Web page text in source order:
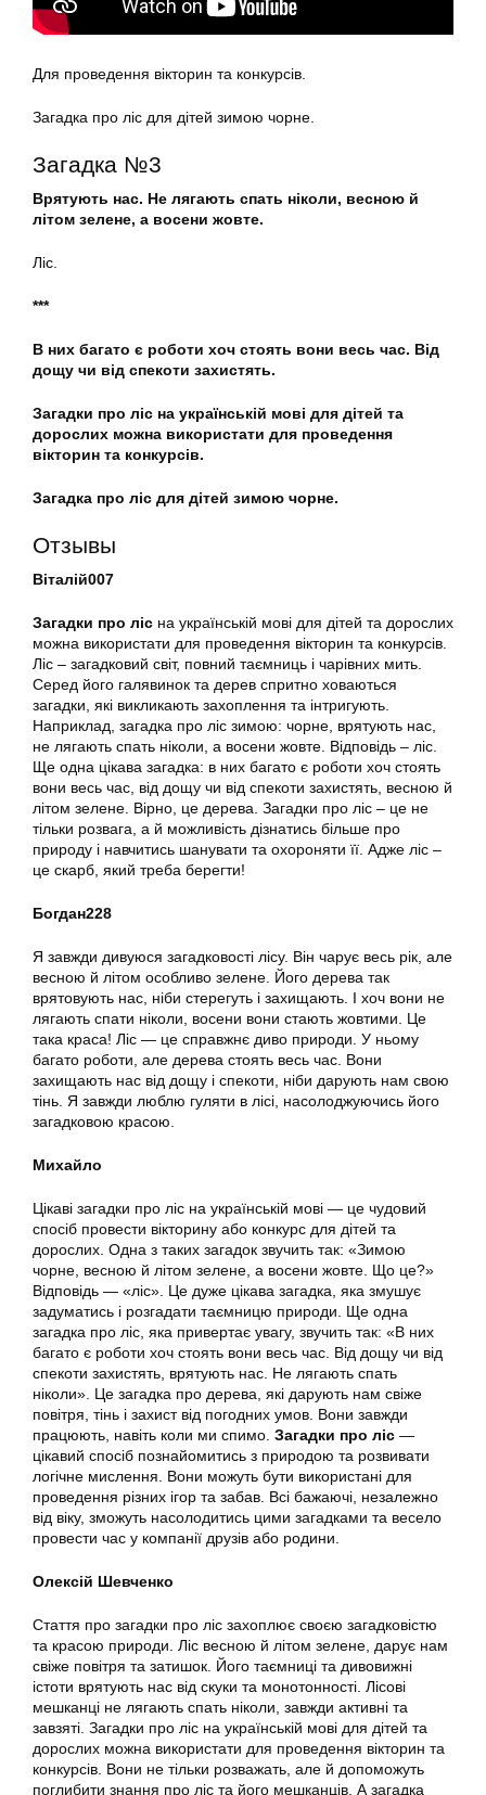
Для проведення вікторин та конкурсів.
Загадка про ліс для дітей зимою чорне.
Загадка №3
Врятують нас. Не лягають спать ніколи, весною й
літом зелене, а восени жовте.
Ліс.
***
В них багато є роботи хоч стоять вони весь час. Від
дощу чи від спекоти захистять.
Загадки про ліс на українській мові для дітей та
дорослих можна використати для проведення
вікторин та конкурсів.
Загадка про ліс для дітей зимою чорне.
Отзывы
Віталій007
Загадки про ліс на українській мові для дітей та дорослих
можна використати для проведення вікторин та конкурсів.
Ліс – загадковий світ, повний таємниць і чарівних мить.
Серед його галявинок та дерев спритно ховаються
загадки, які викликають захоплення та інтригують.
Наприклад, загадка про ліс зимою: чорне, врятують нас,
не лягають спать ніколи, а восени жовте. Відповідь – ліс.
Ще одна цікава загадка: в них багато є роботи хоч стоять
вони весь час, від дощу чи від спекоти захистять, весною й
літом зелене. Вірно, це дерева. Загадки про ліс – це не
тільки розвага, а й можливість дізнатись більше про
природу і навчитись шанувати та охороняти її. Адже ліс –
це скарб, який треба берегти!
Богдан228
Я завжди дивуюся загадковості лісу. Він чарує весь рік, але
весною й літом особливо зелене. Його дерева так
врятовують нас, ніби стерегуть і захищають. І хоч вони не
лягають спати ніколи, восени вони стають жовтими. Це
така краса! Ліс — це справжнє диво природи. У ньому
багато роботи, але дерева стоять весь час. Вони
захищають нас від дощу і спекоти, ніби дарують нам свою
тінь. Я завжди люблю гуляти в лісі, насолоджуючись його
загадковою красою.
Михайло
Цікаві загадки про ліс на українській мові — це чудовий
спосіб провести вікторину або конкурс для дітей та
дорослих. Одна з таких загадок звучить так: «Зимою
чорне, весною й літом зелене, а восени жовте. Що це?»
Відповідь — «ліс». Це дуже цікава загадка, яка змушує
задуматись і розгадати таємницю природи. Ще одна
загадка про ліс, яка привертає увагу, звучить так: «В них
багато є роботи хоч стоять вони весь час. Від дощу чи від
спекоти захистять, врятують нас. Не лягають спать
ніколи». Це загадка про дерева, які дарують нам свіже
повітря, тінь і захист від погодних умов. Вони завжди
працюють, навіть коли ми спимо. Загадки про ліс —
цікавий спосіб познайомитись з природою та розвивати
логічне мислення. Вони можуть бути використані для
проведення різних ігор та забав. Всі бажаючі, незалежно
від віку, зможуть насолодитись цими загадками та весело
провести час у компанії друзів або родини.
Олексій Шевченко
Стаття про загадки про ліс захоплює своєю загадковістю
та красою природи. Ліс весною й літом зелене, дарує нам
свіже повітря та затишок. Його таємниці та дивовижні
істоти врятують нас від скуки та монотонності. Лісові
мешканці не лягають спать ніколи, завжди активні та
завзяті. Загадки про ліс на українській мові для дітей та
дорослих можна використати для проведення вікторин та
конкурсів. Вони не тільки розважать, але й допоможуть
поглибити знання про ліс та його мешканців. А загадка